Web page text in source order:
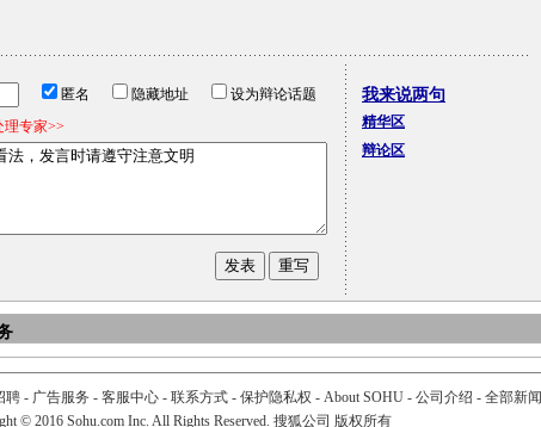
匿名 隐藏地址
设为辩论话题
专家>>
我来说两句
精华区
辩论区
聘- 广告服务 - 客服中心- 联系方式- 保护隐私权 - About SOHU- 公司介绍 - 全部新闻
© 2016 Sohu.com Inc. All Rights Reserved. 搜狐公司 版权所有